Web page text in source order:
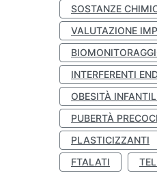
SOSTANZE
VALUTAZIONE
INTERFERENTI
OBESITÀ
PUBERTÀ
PLASTICIZZANTI
FTALATI